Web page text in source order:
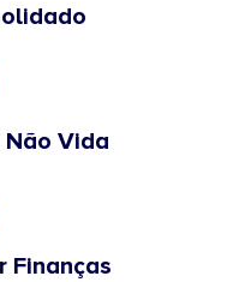
Vida
Finanças